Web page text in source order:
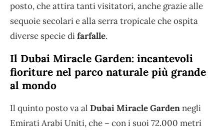
posto, che attira tanti visitatori, anche grazie alle
sequoie secolari e alla serra tropicale che ospita
diverse specie difarfalle.
Il Dubai Miracle Garden: incantevoli
fioriture nel parco naturale più grande
al mondo
Il quinto posto va al Dubai Miracle Gardennegli
Emirati Arabi Uniti, che – con i suoi 72.000 metri